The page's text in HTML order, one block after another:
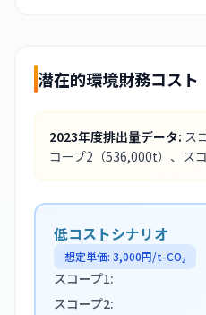
潜在的環境財務コスト
2023年度排出量データ: ス
コープ2 （536,000t） 、ス
低コストシナリオ
想定単価: 3,000円/t-CO₂
スコープ1:
スコープ2: